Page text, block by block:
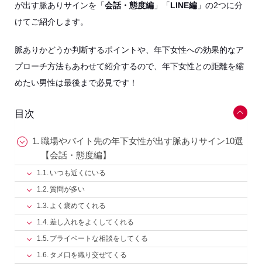
が出す脈ありサインを「会話・態度編 」「LINE編 」の2つに分
けてご紹介します。
脈ありかどうか判断するポイントや、年下女性への効果的なア
プローチ方法もあわせて紹介するので、年下女性との距離を縮
めたい男性は最後まで必見です！
目次
職場やバイト先の年下女性が出す脈ありサイン10選
【会話・態度編】
いつも近くにいる
質問が多い
よく褒めてくれる
差し入れをよくしてくれる
プライベートな相談をしてくる
タメ口を織り交ぜてくる